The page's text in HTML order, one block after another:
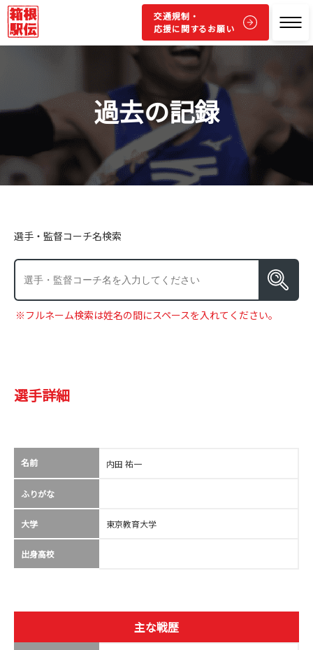
交通規制・
応援に関するお願い
過去の記録
選手・監督コーチ名検索
※フルネーム検索は姓名の間にスペースを入れてください。
選手詳細
名前 内田 祐一
ふりがな
大学 東京教育大学
出身高校
主な戦歴